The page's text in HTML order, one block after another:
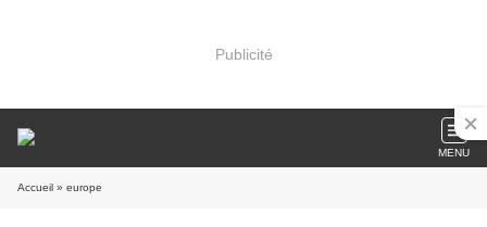
Publicité
MENU
Accueil » europe